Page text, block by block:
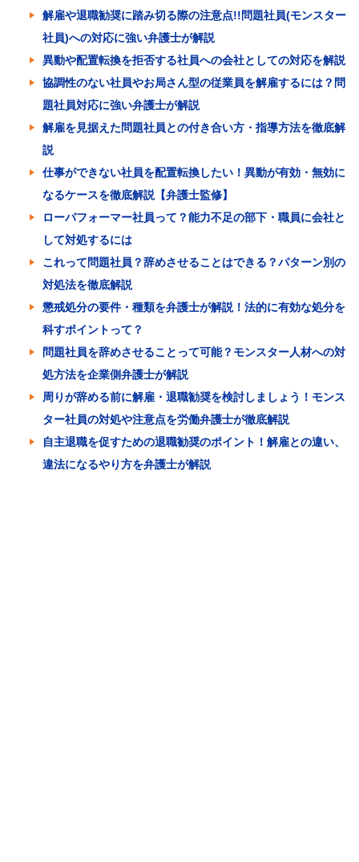
解雇や退職勧奨に踏み切る際の注意点!!問題社員(モンスター
社員)への対応に強い弁護士が解説
異動や配置転換を拒否する社員への会社としての対応を解説
協調性のない社員やお局さん型の従業員を解雇するには？問
題社員対応に強い弁護士が解説
解雇を見据えた問題社員との付き合い方・指導方法を徹底解
説
仕事ができない社員を配置転換したい！異動が有効・無効に
なるケースを徹底解説【弁護士監修】
ローパフォーマー社員って？能力不足の部下・職員に会社と
して対処するには
これって問題社員？辞めさせることはできる？パターン別の
対処法を徹底解説
懲戒処分の要件・種類を弁護士が解説！法的に有効な処分を
科すポイントって？
問題社員を辞めさせることって可能？モンスター人材への対
処方法を企業側弁護士が解説
周りが辞める前に解雇・退職勧奨を検討しましょう！モンス
ター社員の対処や注意点を労働弁護士が徹底解説
自主退職を促すための退職勧奨のポイント！解雇との違い、
違法になるやり方を弁護士が解説